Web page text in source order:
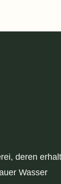
deren
Wasser